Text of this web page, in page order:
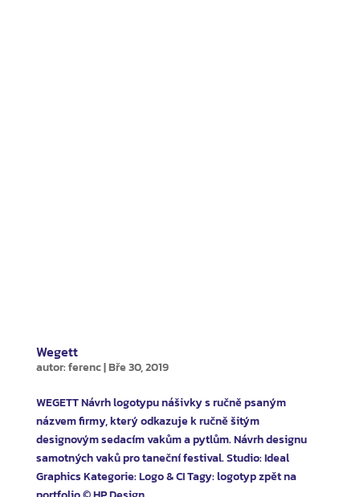
Wegett
autor:ferenc|Bře 30, 2019
WEGETT Návrh logotypu nášivky s ručně psaným
názvem firmy, který odkazuje k ručně šitým
designovým sedacím vakům a pytlům. Návrh designu
samotných vaků pro taneční festival. Studio: Ideal
Graphics Kategorie: Logo & CI Tagy: logotyp zpět na